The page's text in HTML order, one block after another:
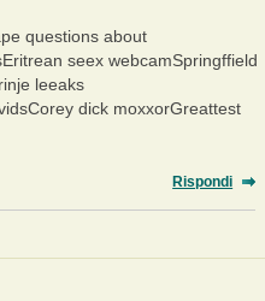
questions about
seex webcamSpringffield
leeaks
dick moxxorGreattest
Rispondi